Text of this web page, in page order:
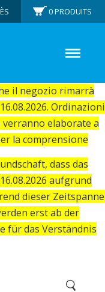
il negozio rimarrà
Ordinazioni
elaborate a
la comprensione
dass das
aufgrund
dieser Zeitspanne
erst ab der
für das Verständnis
0PRODUITS